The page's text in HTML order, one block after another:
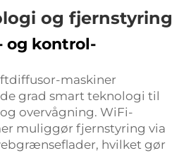
og fjernstyring
og kontrol-
maskiner
grad smart teknologi til
overvågning. WiFi-
muliggør fjernstyring via
hvilket gør